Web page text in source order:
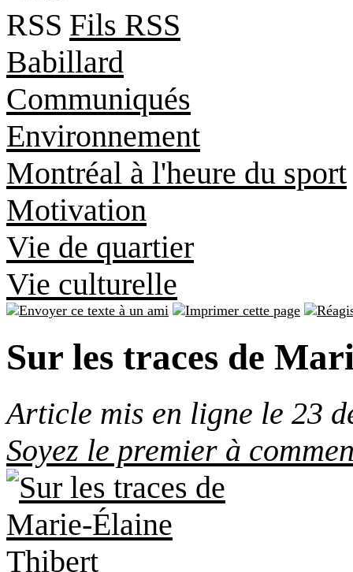
Fils RSS
Babillard
Communiqués
Environnement
Montréal à l'heure du sport
Motivation
Vie de quartier
Vie culturelle
Sur les traces de
Article mis en ligne le 23
Soyez le premier à